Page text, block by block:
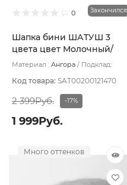
0 Закончился
Шапка бини ШАТУШ 3
цвета цвет Молочный/
Голубой светлый/Розовый
Материал : Ангора
Подклад:
Код товара: SAT00200121470
2 399Руб. -17%
1 999Руб.
Много оттенков